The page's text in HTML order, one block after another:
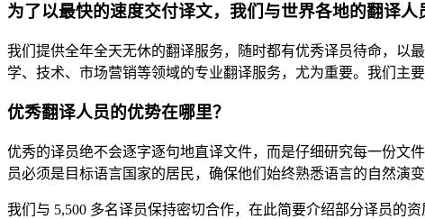
为了以最快的速度交付译文，我们与世界各地的翻译人
我们提供全年全天无休的翻译服务，随时都有优秀译员待命，以
学、技术、市场营销等领域的专业翻译服务，尤为重要。我们主
优秀翻译人员的优势在哪里？
优秀的译员绝不会逐字逐句地直译文件，而是仔细研究每一份文
员必须是目标语言国家的居民，确保他们始终熟悉语言的自然演
我们与 5,500 多名译员保持密切合作，在此简要介绍部分译员的